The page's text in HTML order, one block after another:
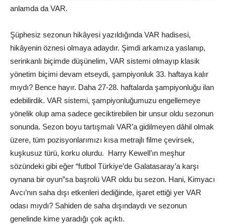
anlamda da VAR.
Şüphesiz sezonun hikâyesi yazıldığında VAR hadisesi,
hikâyenin öznesi olmaya adaydır. Şimdi arkamıza yaslanıp,
serinkanlı biçimde düşünelim, VAR sistemi olmayıp klasik
yönetim biçimi devam etseydi, şampiyonluk 33. haftaya kalır
mıydı? Bence hayır. Daha 27-28. haftalarda şampiyonluğu ilan
edebilirdik. VAR sistemi, şampiyonluğumuzu engellemeye
yönelik olup ama sadece geciktirebilen bir unsur oldu sezonun
sonunda. Sezon boyu tartışmalı VAR’a gidilmeyen dâhil olmak
üzere, tüm pozisyonlarımızı kısa metrajlı filme çevirsek,
kuşkusuz türü, korku olurdu. Harry Kewell’ın meşhur
sözündeki gibi eğer “futbol Türkiye’de Galatasaray’a karşı
oynana bir oyun”sa başrolü VAR oldu bu sezon. Hani, Kimyacı
Avcı’nın saha dışı etkenleri dediğinde, işaret ettiği yer VAR
odası mıydı? Sahiden de saha dışındaydı ve sezonun
genelinde kime yaradığı çok açıktı.